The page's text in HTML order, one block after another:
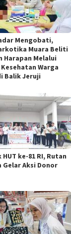
Mengobati,
Muara Beliti
Harapan Melalui
Kesehatan Warga
Balik Jeruji
HUT ke-81 RI, Rutan
Gelar Aksi Donor